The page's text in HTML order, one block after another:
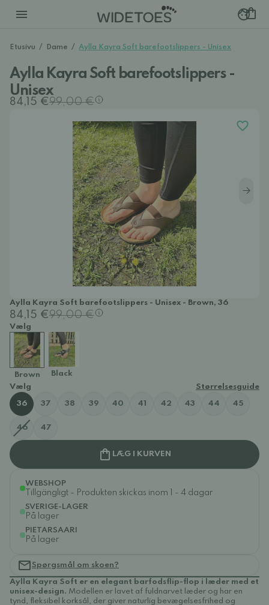
Etusivu / Dame / Aylla Kayra Soft barefootslippers - Unisex
Aylla Kayra Soft barefootslippers -
Unisex
84,15 €99,00 €
Aylla Kayra Soft barefootslippers - Unisex - Brown, 36
84,15 €99,00 €
Vælg
Brown
Black
Vælg
Størrelsesguide
36 37 38 39 40 41 42 43 44 45
46 47
LÆG I KURVEN
WEBSHOP
Tillgängligt - Produkten skickas inom 1 - 4 dagar
SVERIGE-LAGER
På lager
PIETARSAARI
På lager
Spørgsmål om skoen?
Aylla Kayra Soft er en elegant barfodsflip-flop i læder med et
unisex-design. Modellen er lavet af fuldnarvet læder og har en
tynd, fleksibel korksål, der giver naturlig bevægelsesfrihed og